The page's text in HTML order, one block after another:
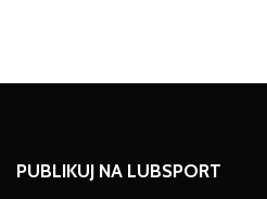
PUBLIKUJ NA LUBSPORT